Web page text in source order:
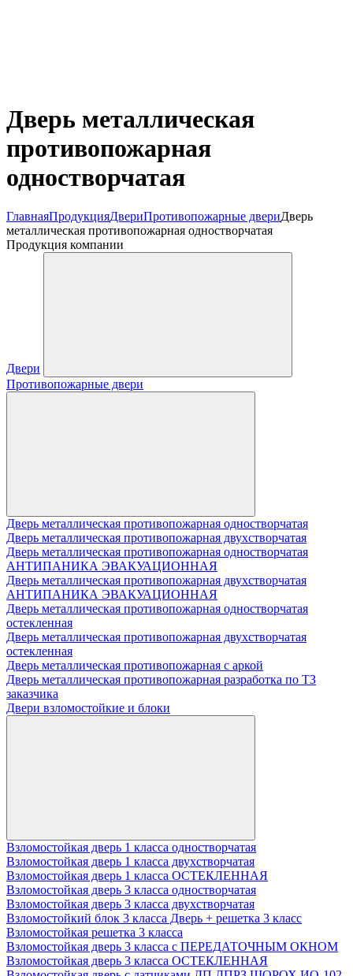
Дверь металлическая
противопожарная
одностворчатая
ГлавнаяПродукцияДвериПротивопожарные двериДверь
металлическая противопожарная одностворчатая
Продукция компании
Двери
Противопожарные двери
Дверь металлическая противопожарная одностворчатая
Дверь металлическая противопожарная двухстворчатая
Дверь металлическая противопожарная одностворчатая
АНТИПАНИКА ЭВАКУАЦИОННАЯ
Дверь металлическая противопожарная двухстворчатая
АНТИПАНИКА ЭВАКУАЦИОННАЯ
Дверь металлическая противопожарная одностворчатая
остекленная
Дверь металлическая противопожарная двухстворчатая
остекленная
Дверь металлическая противопожарная с аркой
Дверь металлическая противопожарная разработка по ТЗ
заказчика
Двери взломостойкие и блоки
Взломостойкая дверь 1 класса одностворчатая
Взломостойкая дверь 1 класса двухстворчатая
Взломостойкая дверь 1 класса ОСТЕКЛЕННАЯ
Взломостойкая дверь 3 класса одностворчатая
Взломостойкая дверь 3 класса двухстворчатая
Взломостойкий блок 3 класса Дверь + решетка 3 класс
Взломостойкая решетка 3 класса
Взломостойкая дверь 3 класса с ПЕРЕДАТОЧНЫМ ОКНОМ
Взломостойкая дверь 3 класса ОСТЕКЛЕННАЯ